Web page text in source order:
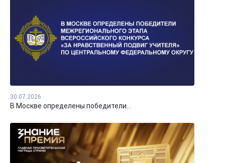
30.07.2026
В Москве определены победители...